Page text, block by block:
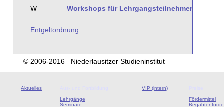
W
Workshops für Lehrgangsteilnehmer
Entgeltordnung
© 2006-2016 Niederlausitzer Studieninstitut
Aktuelles
Lehrgänge
Seminare
VIP (intern)
Fördermittel